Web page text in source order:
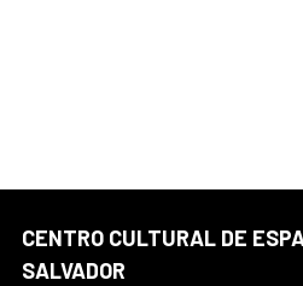
CENTRO CULTURAL DE
SALVADOR